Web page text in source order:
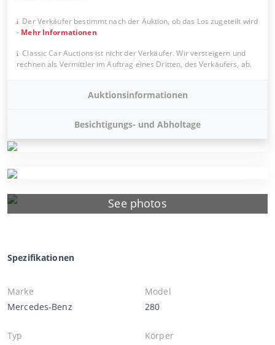
See photos
Der Verkäufer bestimmt nach der Auktion, ob das Los zugeteilt wird
- Mehr Informationen
Classic Car Auctions ist nicht der Verkäufer. Wir versteigern und
rechnen als Vermittler im Auftrag eines Dritten, des Verkäufers, ab.
Auktionsinformationen
Besichtigungs- und Abholtage
Spezifikationen
Marke
Mercedes-Benz
Model
280
Typ
Körper